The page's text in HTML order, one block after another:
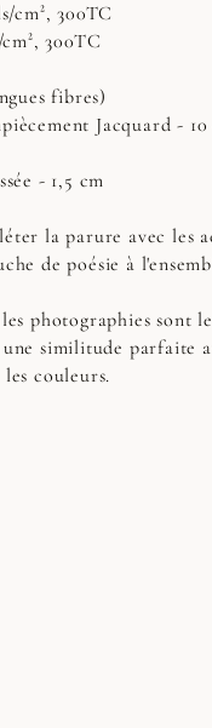
cm², 300TC
300TC
fibres)
Jacquard - 10
- 1,5 cm
la parure avec les
de poésie à
les photographies sont
une similitude parfaite
les couleurs.